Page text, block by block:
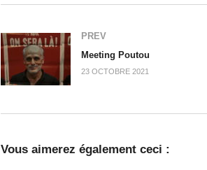
PREV
Meeting Poutou
23 OCTOBRE 2021
Vous aimerez également ceci :